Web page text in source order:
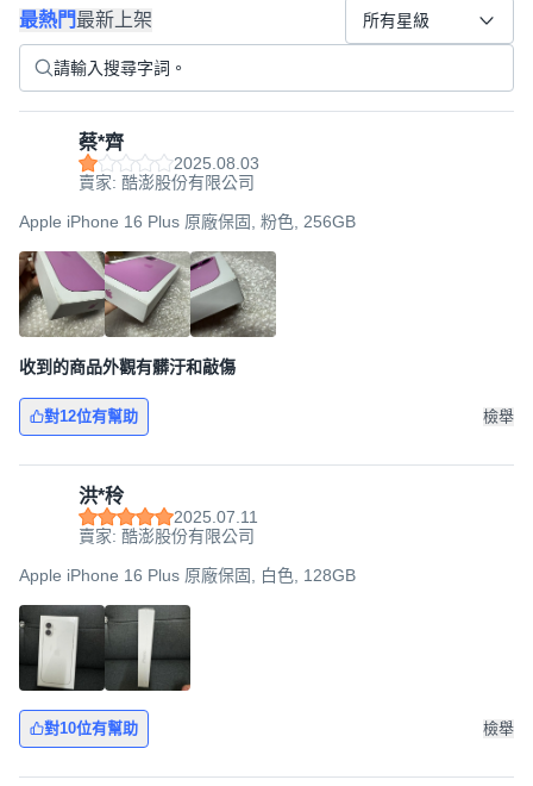
最熱門最新上架 所有星級
蔡*齊
2025.08.03
賣家: 酷澎股份有限公司
Apple iPhone 16 Plus 原廠保固, 粉色, 256GB
收到的商品外觀有髒汙和敲傷
對12位有幫助 檢舉
洪*秢
2025.07.11
賣家: 酷澎股份有限公司
Apple iPhone 16 Plus 原廠保固, 白色, 128GB
對10位有幫助 檢舉